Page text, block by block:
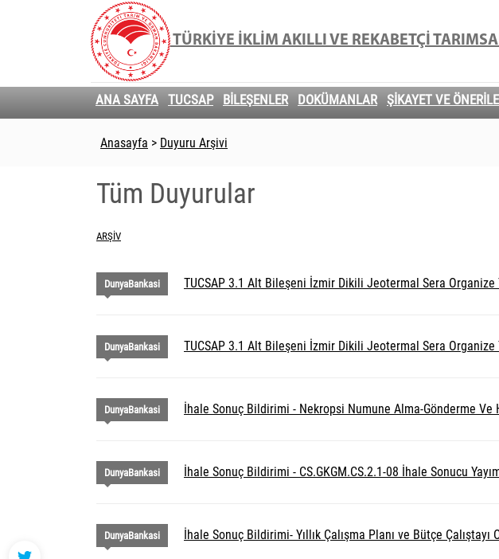
TÜRKİYE İKLİM AKILLI VE REKABETÇİ
ANA SAYFA TUCSAP BİLEŞENLER DOKÜMANLAR ŞİKAYET VE
Anasayfa > Duyuru Arşivi
Tüm Duyurular
ARŞIV
DunyaBankasi TUCSAP 3.1 Alt Bileşeni İzmir Dikili Jeotermal Sera
DunyaBankasi TUCSAP 3.1 Alt Bileşeni İzmir Dikili Jeotermal Sera Organize
DunyaBankasi İhale Sonuç Bildirimi - Nekropsi Numune Alma-Gönderme
DunyaBankasi İhale Sonuç Bildirimi - CS.GKGM.CS.2.1-08 İhale Sonucu
DunyaBankasi İhale Sonuç Bildirimi- Yıllık Çalışma Planı ve Bütçe Çalıştayı